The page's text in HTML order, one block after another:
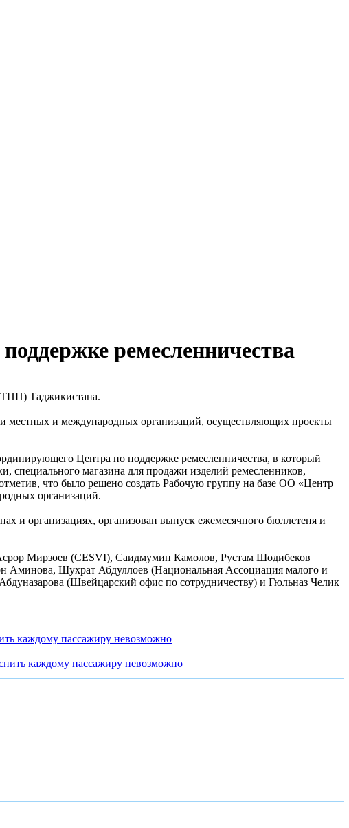
ремесленничества
Таджикистана.
местных и международных организаций, осуществляющих проекты
Центра по поддержке ремесленничества, в который
специального магазина для продажи изделий ремесленников,
что было решено создать Рабочую группу на базе ОО «Центр
организаций.
и организациях, организован выпуск ежемесячного бюллетеня и
Мирзоев (СESVI), Саидмумин Камолов, Рустам Шодибеков
Шухрат Абдуллоев (Национальная Ассоциация малого и
(Швейцарский офис по сотрудничеству) и Гюльназ Челик
каждому пассажиру невозможно